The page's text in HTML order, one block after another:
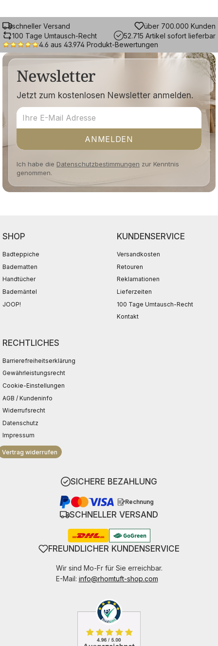
schneller Versand
über 700.000 Kunden
100 Tage Umtausch-Recht
52.715 Artikel sofort lieferbar
4.6 aus 43.974 Produkt-Bewertungen
Newsletter
Jetzt zum kostenlosen Newsletter anmelden.
ANMELDEN
Ich habe die Datenschutzbestimmungen zur Kenntnis
genommen.
SHOP
Badteppiche
Badematten
Handtücher
Bademäntel
JOOP!
KUNDENSERVICE
Versandkosten
Retouren
Reklamationen
Lieferzeiten
100 Tage Umtausch-Recht
Kontakt
RECHTLICHES
Barrierefreiheitserklärung
Gewährleistungsrecht
Cookie-Einstellungen
AGB / Kundeninfo
Widerrufsrecht
Datenschutz
Impressum
Vertrag widerrufen
SICHERE BEZAHLUNG
Rechnung
SCHNELLER VERSAND
FREUNDLICHER KUNDENSERVICE
Wir sind Mo-Fr für Sie erreichbar.
E-Mail: info@rhomtuft-shop.com